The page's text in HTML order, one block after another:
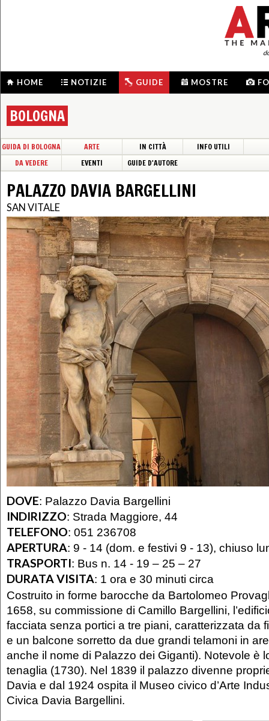
HOME NOTIZIE GUIDE MOSTRE
BOLOGNA
GUIDA DI BOLOGNA ARTE IN CITTÀ
INFO UTILI
DA VEDERE
EVENTI GUIDE D'AUTORE
PALAZZO DAVIA BARGELLINI
SAN VITALE
DOVE: Palazzo Davia Bargellini
INDIRIZZO: Strada Maggiore, 44
TELEFONO: 051 236708
APERTURA: 9 - 14 (dom. e festivi 9 - 13), chiuso
TRASPORTI: Bus n. 14 - 19 – 25 – 27
DURATA VISITA: 1 ora e 30 minuti circa
Costruito in forme barocche da Bartolomeo
1658, su commissione di Camillo Bargellini,
facciata senza portici a tre piani, caratterizzata da
e un balcone sorretto da due grandi telamoni in
anche il nome di Palazzo dei Giganti). Notevole è
tenaglia (1730). Nel 1839 il palazzo divenne
Davia e dal 1924 ospita il Museo civico d’Arte
Civica Davia Bargellini.